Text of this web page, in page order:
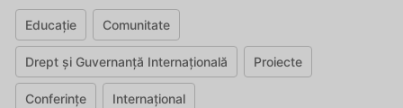
Educație Comunitate
Drept și Guvernanță Internațională Proiecte
Conferințe Internațional